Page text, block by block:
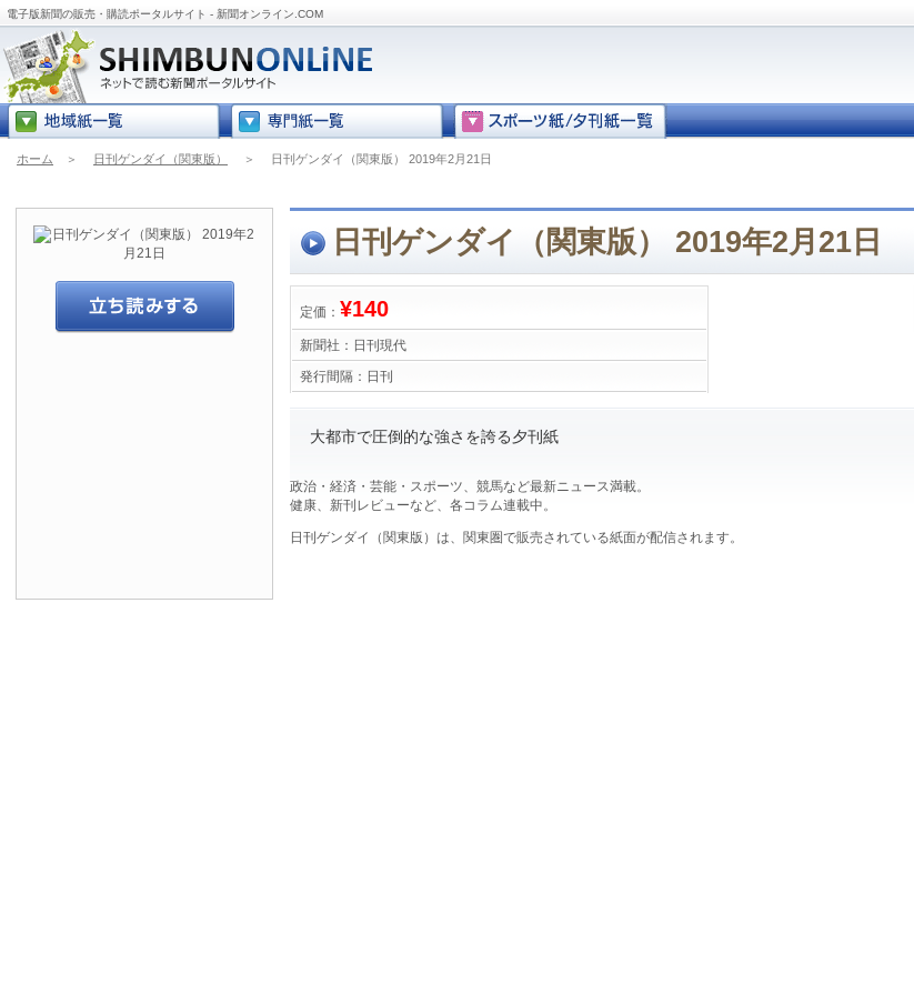
電子版新聞の販売・購読ポータルサイト - 新聞オンライン.COM
ホーム ＞ 日刊ゲンダイ（関東版） ＞ 日刊ゲンダイ（関東版） 2019年2月21日
日刊ゲンダイ（関東版） 2019年2月21日
定価： ¥140
新聞社： 日刊現代
発行間隔： 日刊
大都市で圧倒的な強さを誇る夕刊紙
政治・経済・芸能・スポーツ、競馬など最新ニュース満載。
健康、新刊レビューなど、各コラム連載中。
日刊ゲンダイ（関東版）は、関東圏で販売されている紙面が配信されます。